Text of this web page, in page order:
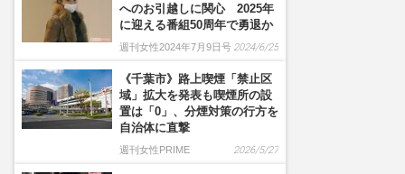
へのお引越しに関心 2025年
に迎える番組50周年で勇退か
週刊女性2024年7月9日号 2024/6/25
《千葉市》路上喫煙「禁止区
域」拡大を発表も喫煙所の設
置は「0」、分煙対策の行方を
自治体に直撃
週刊女性PRIME 2026/5/27